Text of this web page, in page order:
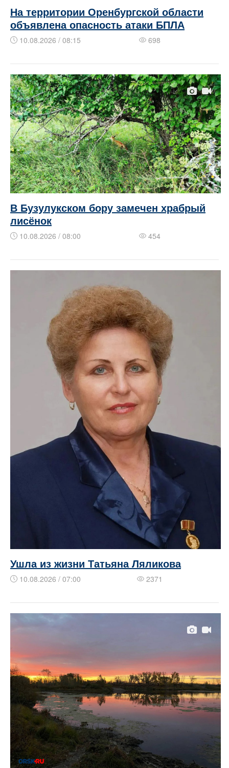
На территории Оренбургской области
объявлена опасность атаки БПЛА
10.08.2026 / 08:15 698
В Бузулукском бору замечен храбрый
лисёнок
10.08.2026 / 08:00 454
Ушла из жизни Татьяна Ляликова
10.08.2026 / 07:00 2371